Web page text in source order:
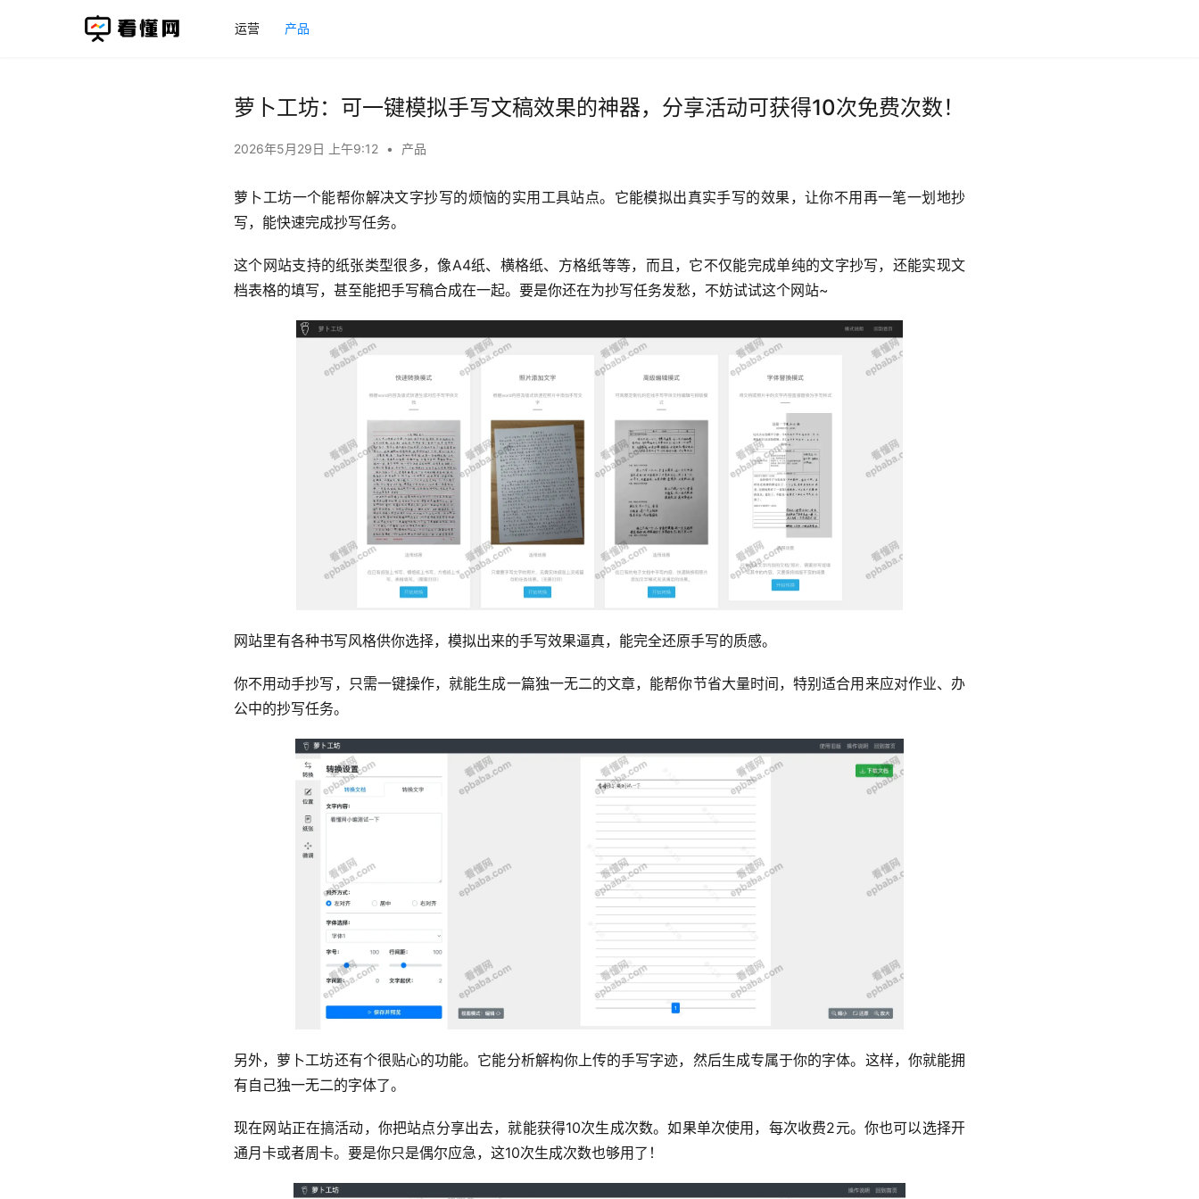
运营 产品
萝卜工坊：可一键模拟手写文稿效果的神器，分享活动可获得10次免费次数！
2026年5月29日 上午9:12 • 产品
萝卜工坊一个能帮你解决文字抄写的烦恼的实用工具站点。它能模拟出真实手写的效果，让你不用再一笔一划地抄
写，能快速完成抄写任务。
这个网站支持的纸张类型很多，像A4纸、横格纸、方格纸等等，而且，它不仅能完成单纯的文字抄写，还能实现文
档表格的填写，甚至能把手写稿合成在一起。要是你还在为抄写任务发愁，不妨试试这个网站~
网站里有各种书写风格供你选择，模拟出来的手写效果逼真，能完全还原手写的质感。
你不用动手抄写，只需一键操作，就能生成一篇独一无二的文章，能帮你节省大量时间，特别适合用来应对作业、办
公中的抄写任务。
另外，萝卜工坊还有个很贴心的功能。它能分析解构你上传的手写字迹，然后生成专属于你的字体。这样，你就能拥
有自己独一无二的字体了。
现在网站正在搞活动，你把站点分享出去，就能获得10次生成次数。如果单次使用，每次收费2元。你也可以选择开
通月卡或者周卡。要是你只是偶尔应急，这10次生成次数也够用了！